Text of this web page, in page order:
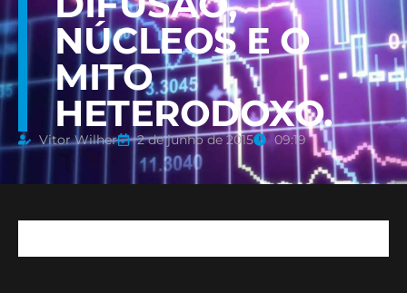
NÚCLEOS E O
MITO
HETERODOXO.
Vitor Wilher 2 de junho de 2015 09:19